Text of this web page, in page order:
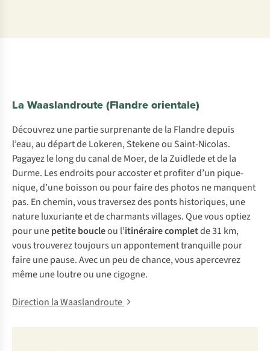
La Waaslandroute (Flandre orientale)
Découvrez une partie surprenante de la Flandre depuis
l’eau, au départ de Lokeren, Stekene ou Saint-Nicolas.
Pagayez le long du canal de Moer, de la Zuidlede et de la
Durme. Les endroits pour accoster et profiter d’un pique-
nique, d’une boisson ou pour faire des photos ne manquent
pas. En chemin, vous traversez des ponts historiques, une
nature luxuriante et de charmants villages. Que vous optiez
pour unepetite boucleou l’itinéraire completde 31 km,
vous trouverez toujours un appontement tranquille pour
faire une pause. Avec un peu de chance, vous apercevrez
même une loutre ou une cigogne.
Direction la Waaslandroute